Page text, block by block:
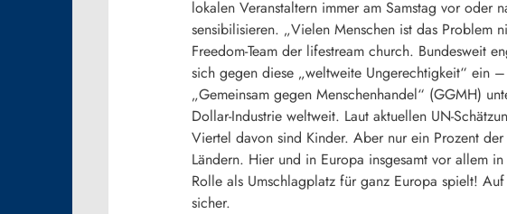
lokalen Veranstaltern immer am Samstag vor oder
sensibilisieren. „Vielen Menschen ist das Problem
Freedom-Team der lifestream church. Bundesweit
sich gegen diese „weltweite Ungerechtigkeit“ ein
„Gemeinsam gegen Menschenhandel“ (GGMH)
Dollar-Industrie weltweit. Laut aktuellen UN-
Viertel davon sind Kinder. Aber nur ein Prozent
Ländern. Hier und in Europa insgesamt vor allem
Rolle als Umschlagplatz für ganz Europa spielt!
sicher.